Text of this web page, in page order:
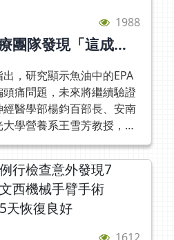
液需求大)，另一條道路也
，該區的交通就會因此癱
少民眾都趁此從事戶外運
除了定期做心血管或血脂
民眾，也盡量少做時間過
，因為許多心血管異常大
時間的激烈運動才突然誘
運動時，不妨多評估自己
緩的心肺運動取代激烈的
為有益。感謝媒體刊登聯
社
大腸憩室卡了許多糞石，
健康的大腸表面應該是光
增長、運動量不足、腸內
足等原因，易形成憩室並
至與膀胱形成廔管，排出
，無症狀的大腸憩室症常
、膿瘍引發嚴重併發症時
後，由於老翁除大腸膀胱
，沾黏情況嚴重，綜合考
執刀經驗判斷，當機立斷
流膿瘍、移除廔管、修補
老翁尿液已恢復清澈狀
回診追蹤並注意生活習
師提醒，現在美食雖多但
症狀源於三角纖維軟骨複
過腕關節鏡微創修補手術
改善，手部的功能復原狀
。楊鎮源部長解釋，所謂
，是手腕功能的重要基
骨間的三角空間中，由相
合體，除了負責緩衝手腕
定手腕橈骨與尺骨間的關
創傷，如跌倒手撐地，搬
是手腕過度使用，如廚師、
往往會發現手腕尺側(小指
重時加劇，無法騎機車、
都拿不穩，大幅影響生活
他院所照過X光無異狀，
1988
團隊發現「這成
，研究顯示魚油中的EPA
痛問題，未來將繼續驗證
醫學部楊鈞百部長、安南
學營養系王雪芳教授，共
，Omega-3多元不飽和脂
陣發性偏頭痛發作，效果
的民眾，帶來新的曙光。
全文發表在權威期刊《大
各界參考。楊鈞百部長表